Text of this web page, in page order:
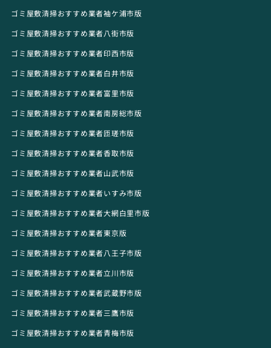
ゴミ屋敷清掃おすすめ業者袖ケ浦市版
ゴミ屋敷清掃おすすめ業者八街市版
ゴミ屋敷清掃おすすめ業者印西市版
ゴミ屋敷清掃おすすめ業者白井市版
ゴミ屋敷清掃おすすめ業者富里市版
ゴミ屋敷清掃おすすめ業者南房総市版
ゴミ屋敷清掃おすすめ業者匝瑳市版
ゴミ屋敷清掃おすすめ業者香取市版
ゴミ屋敷清掃おすすめ業者山武市版
ゴミ屋敷清掃おすすめ業者いすみ市版
ゴミ屋敷清掃おすすめ業者大網白里市版
ゴミ屋敷清掃おすすめ業者東京版
ゴミ屋敷清掃おすすめ業者八王子市版
ゴミ屋敷清掃おすすめ業者立川市版
ゴミ屋敷清掃おすすめ業者武蔵野市版
ゴミ屋敷清掃おすすめ業者三鷹市版
ゴミ屋敷清掃おすすめ業者青梅市版